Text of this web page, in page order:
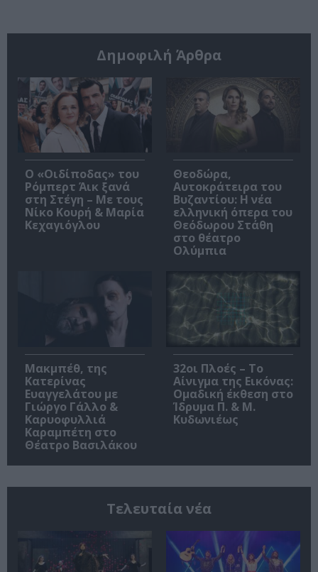
Δημοφιλή Άρθρα
O «Οιδίποδας» του
Ρόμπερτ Άικ ξανά
στη Στέγη – Με τους
Νίκο Κουρή & Μαρία
Κεχαγιόγλου
Θεοδώρα,
Αυτοκράτειρα του
Βυζαντίου: Η νέα
ελληνική όπερα του
Θεόδωρου Στάθη
στο θέατρο
Ολύμπια
Μακμπέθ, της
Κατερίνας
Ευαγγελάτου με
Γιώργο Γάλλο &
Καρυοφυλλιά
Καραμπέτη στο
Θέατρο Βασιλάκου
32οι Πλοές – Το
Αίνιγμα της Εικόνας:
Ομαδική έκθεση στο
Ίδρυμα Π. & Μ.
Κυδωνιέως
Τελευταία νέα